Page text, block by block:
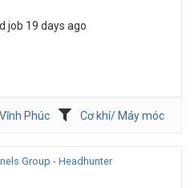
job 19 days ago
Vĩnh Phúc
Cơ khí/ Máy móc
Group - Headhunter